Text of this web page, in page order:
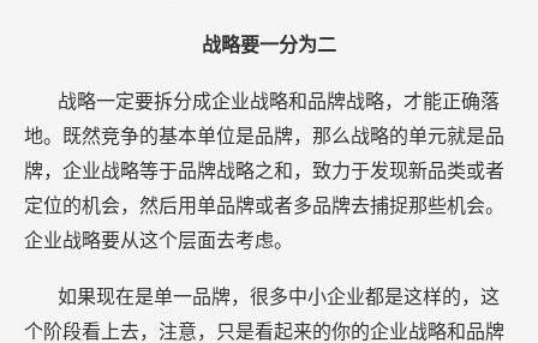
战略要一分为二
战略一定要拆分成企业战略和品牌战略，才能正确落
地。既然竞争的基本单位是品牌，那么战略的单元就是品
牌，企业战略等于品牌战略之和，致力于发现新品类或者
定位的机会，然后用单品牌或者多品牌去捕捉那些机会。
企业战略要从这个层面去考虑。
如果现在是单一品牌，很多中小企业都是这样的，这
个阶段看上去，注意，只是看起来的你的企业战略和品牌